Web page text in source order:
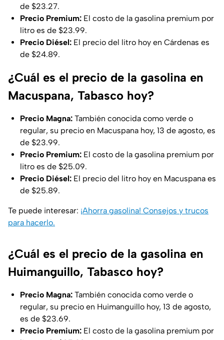
de $23.27.
Precio Premium: El costo de la gasolina premium por
litro es de $23.99.
Precio Diésel: El precio del litro hoy en Cárdenas es
de $24.89.
¿Cuál es el precio de la gasolina en
Macuspana, Tabasco hoy?
Precio Magna: También conocida como verde o
regular, su precio en Macuspana hoy, 13 de agosto, es
de $23.99.
Precio Premium: El costo de la gasolina premium por
litro es de $25.09.
Precio Diésel: El precio del litro hoy en Macuspana es
de $25.89.
Te puede interesar: ¡Ahorra gasolina! Consejos y trucos
para hacerlo.
¿Cuál es el precio de la gasolina en
Huimanguillo, Tabasco hoy?
Precio Magna: También conocida como verde o
regular, su precio en Huimanguillo hoy, 13 de agosto,
es de $23.69.
Precio Premium: El costo de la gasolina premium por